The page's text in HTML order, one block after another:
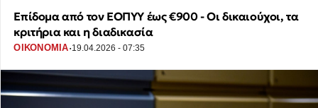
Επίδομα από τον ΕΟΠΥΥ έως €900 - Οι δικαιούχοι, τα
κριτήρια και η διαδικασία
ΟΙΚΟΝΟΜΙΑ·19.04.2026 - 07:35